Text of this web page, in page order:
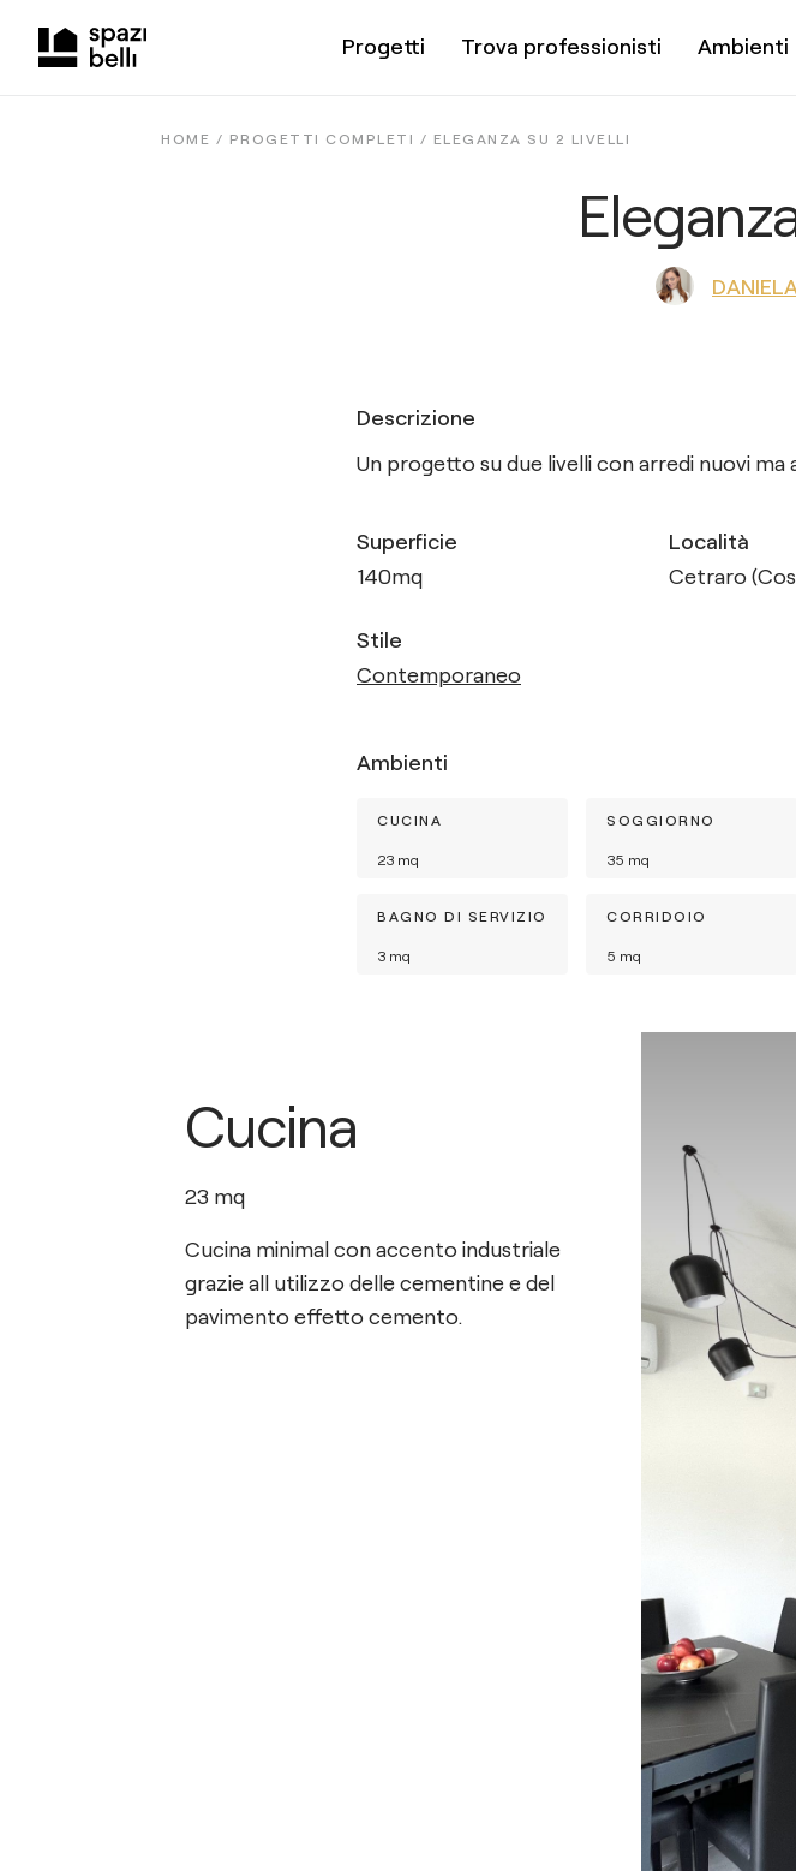
Progetti Trova professionisti Ambienti
HOME / PROGETTI COMPLETI / ELEGANZA SU 2 LIVELLI
Descrizione
Un progetto su due livelli con arredi nuovi
Superficie
140mq
Località
Cetraro
Stile
Contemporaneo
Ambienti
CUCINA
23 mq
SOGGIORNO
35 mq
BAGNO DI SERVIZIO
3 mq
CORRIDOIO
5 mq
Cucina
23 mq
Cucina minimal con accento industriale
grazie all utilizzo delle cementine e del
pavimento effetto cemento.